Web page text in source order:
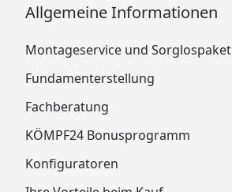
Allgemeine Informationen
Montageservice und Sorglospaket
Fundamenterstellung
Fachberatung
KÖMPF24 Bonusprogramm
Konfiguratoren